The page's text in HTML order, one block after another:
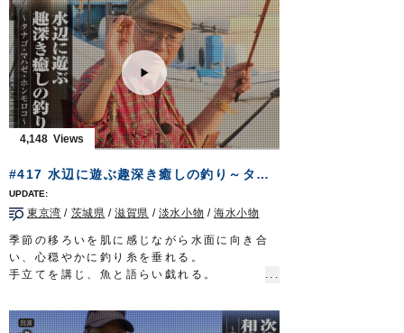
刺身サイズの特大マハゼが釣れることで知ら
れるこのエリアを、同所に精通されている上
州屋新仙台泉店スタッフ鈴木栄樹さんに解説
していただきました。
弊社東北地区担当の赤沼も和気あいあいの同
行釣行。
丁寧な解説をいただきながらの動画は、繊細
かつ小気味良いハゼならではの釣趣を魅せて
くれる内容となっています。
上州屋新仙台泉店様
上州屋仙台宮城野店様
■使用アイテム
お手軽城 キス・ハゼ
OWNERMOVIE
http://ownertv.jp/
オーナーばりwebsite
http://www.owner.co.jp
4,148
#417 水辺に遊ぶ趣深き癒しの釣り～タナゴ・マハゼ・ホンモロコ～
東京湾 / 茨城県 /滋賀県 / 淡水小物 /海水小物
季節の移ろいを肌に感じながら水面に向き合
い、心穏やかに釣り糸を垂れる。
手立てを講じ、魚と語らい戯れる。
する太公望に…
今一度、伝統に彩られた風情溢れる癒しの釣